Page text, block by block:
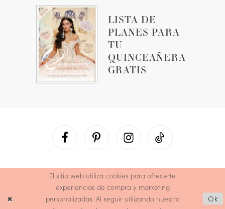
LISTA DE
PLANES PARA
TU
QUINCEAÑERA
GRATIS
El sitio web utiliza cookies para ofrecerte
experiencias de compra y marketing
personalizadas. Al seguir utilizando nuestro
Ok